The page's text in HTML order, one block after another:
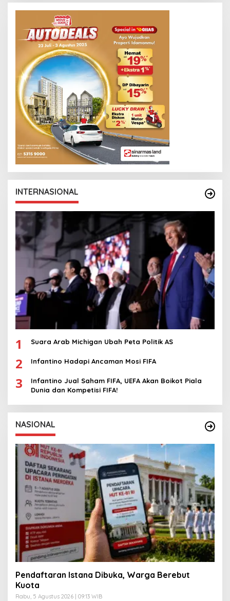
O
INTERNASIONAL
1 Suara Arab Michigan Ubah Peta Politik AS
2 Infantino Hadapi Ancaman Mosi FIFA
3
Infantino Jual Saham FIFA, UEFA Akan Boikot Piala
Dunia dan Kompetisi FIFA!
NASIONAL
Pendaftaran Istana Dibuka, Warga Berebut
Kuota
Rabu, 5 Agustus 2026 | 09:13 WIB